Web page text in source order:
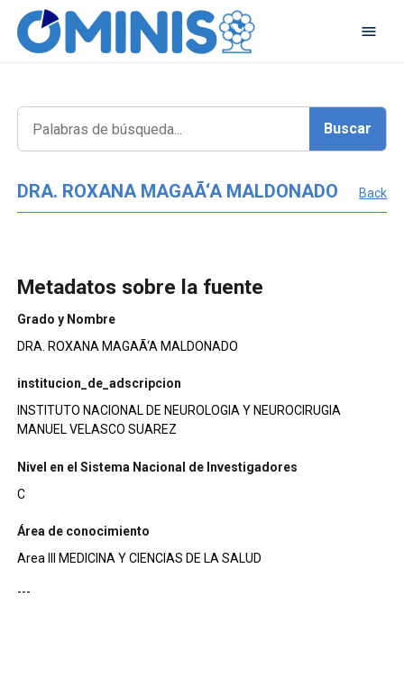
DRA. ROXANA MAGAÃ‘A MALDONADO Back
Metadatos sobre la fuente
Grado y Nombre
DRA. ROXANA MAGAÃ‘A MALDONADO
institucion_de_adscripcion
INSTITUTO NACIONAL DE NEUROLOGIA Y NEUROCIRUGIA
MANUEL VELASCO SUAREZ
Nivel en el Sistema Nacional de Investigadores
C
Área de conocimiento
Area III MEDICINA Y CIENCIAS DE LA SALUD
---